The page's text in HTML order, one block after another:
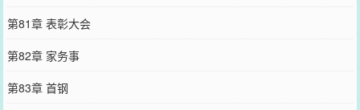
第81章 表彰大会
第82章 家务事
第83章 首钢